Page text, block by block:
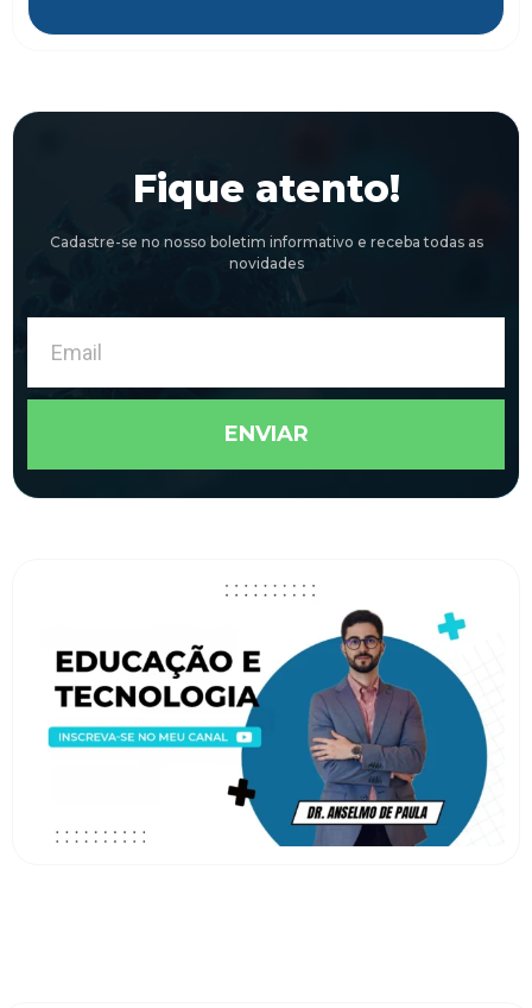
Fique atento!
Cadastre-se no nosso boletim informativo e receba todas as
novidades
ENVIAR